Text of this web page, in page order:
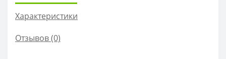
Характеристики
Отзывов (0)